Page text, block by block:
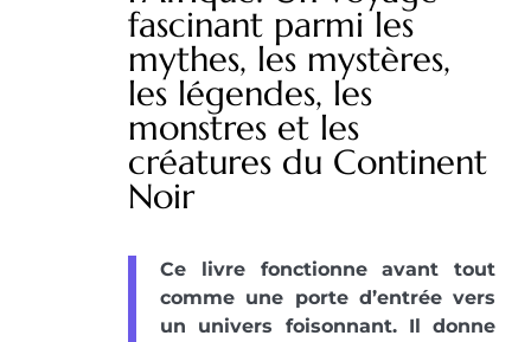
fascinant parmi les
mythes, les mystères,
les légendes, les
monstres et les
créatures du Continent
Noir
Ce livre fonctionne avant tout
comme une porte d’entrée vers
un univers foisonnant. Il donne